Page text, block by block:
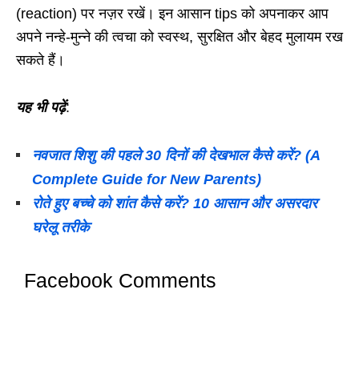
(reaction) पर नज़र रखें। इन आसान tips को अपनाकर आप
अपने नन्हे-मुन्ने की त्वचा को स्वस्थ, सुरक्षित और बेहद मुलायम रख
सकते हैं।
यह भी पढ़ें:
नवजात शिशु की पहले 30 दिनों की देखभाल कैसे करें? (A
Complete Guide for New Parents)
रोते हुए बच्चे को शांत कैसे करें? 10 आसान और असरदार
घरेलू तरीके
Facebook Comments